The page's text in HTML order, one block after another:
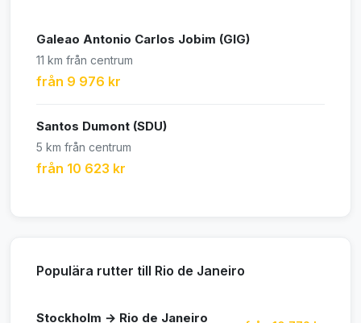
Galeao Antonio Carlos Jobim (GIG)
11 km från centrum
från 9 976 kr
Santos Dumont (SDU)
5 km från centrum
från 10 623 kr
Populära rutter till Rio de Janeiro
Stockholm → Rio de Janeiro